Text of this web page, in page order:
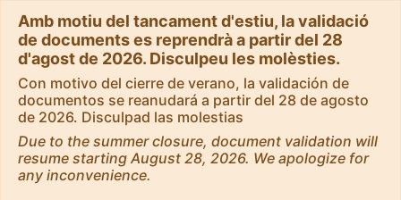
Amb motiu del tancament d'estiu, la validació
de documents es reprendrà a partir del 28
d'agost de 2026. Disculpeu les molèsties.
Con motivo del cierre de verano, la validación de
documentos se reanudará a partir del 28 de agosto
de 2026. Disculpad las molestias
Due to the summer closure, document validation will
resume starting August 28, 2026. We apologize for
any inconvenience.